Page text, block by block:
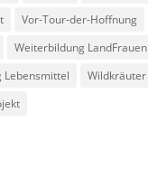
Vor-Tour-der-Hoffnung
Weiterbildung LandFrauen
Lebensmittel
Wildkräuter